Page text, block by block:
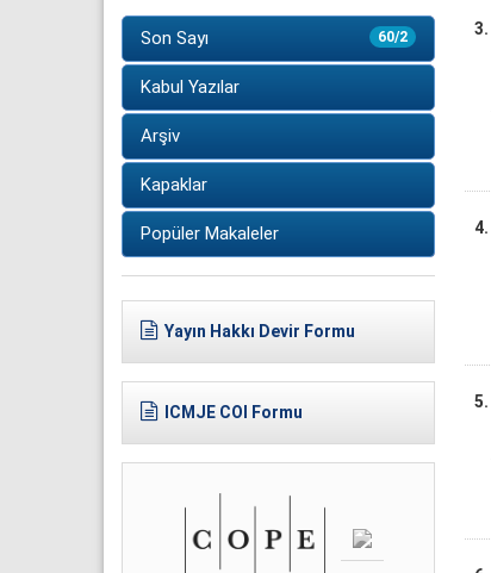
60/2
Son Sayı
Kabul Yazılar
Arşiv
Kapaklar
Popüler Makaleler
Yayın Hakkı Devir Formu
ICMJE COI Formu
3.
4.
5.